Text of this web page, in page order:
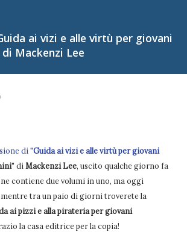
ai vizi e alle virtù per giovani
Mackenzi Lee
di "Guida ai vizi e alle virtù per giovani
" di Mackenzi Lee, uscito qualche giorno fa
contiene due volumi in uno, ma oggi
tra un paio di giorni troverete la
ai pizzi e alla pirateria per giovani
la casa editrice per la copia!